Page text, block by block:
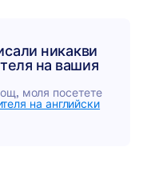
никакви
на вашия
моля посетете
на английски